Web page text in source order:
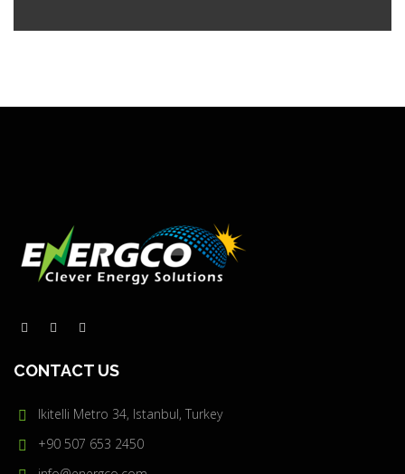
CONTACT US
Ikitelli Metro 34, Istanbul, Turkey
+90 507 653 2450